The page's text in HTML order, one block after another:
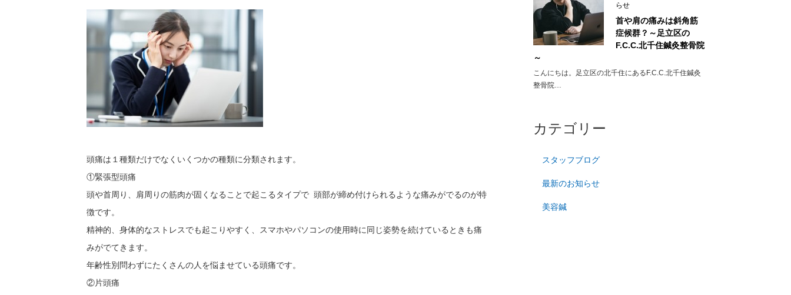
頭痛は１種類だけでなくいくつかの種類に分類されます。
①緊張型頭痛
頭や首周り、肩周りの筋肉が固くなることで起こるタイプで 頭部が締め付けられるような痛みがでるのが特
徴です。
精神的、身体的なストレスでも起こりやすく、スマホやパソコンの使用時に同じ姿勢を続けているときも痛
みがでてきます。
年齢性別問わずにたくさんの人を悩ませている頭痛です。
②片頭痛
らせ
首や肩の痛みは斜角筋
症候群？～足立区の
F.C.C.北千住鍼灸整骨院
～
こんにちは。足立区の北千住にあるF.C.C.北千住鍼灸
整骨院…
カテゴリー
スタッフブログ
最新のお知らせ
美容鍼